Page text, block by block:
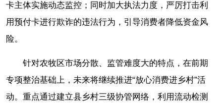
卡主体实施动态监控；同时加大执法力度，严厉打击利
用预付卡进行欺诈的违法行为，引导消费者降低资金风
险。
针对农牧区市场分散、监管难度大的特点，在前期
专项整治基础上，未来将继续推进“放心消费进乡村”活
动。重点通过建立县乡村三级协管网络，利用流动检测